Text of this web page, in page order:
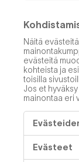
Näitä
evästeitä
kohteista ja
toisilla
Jos et
mainontaa eri